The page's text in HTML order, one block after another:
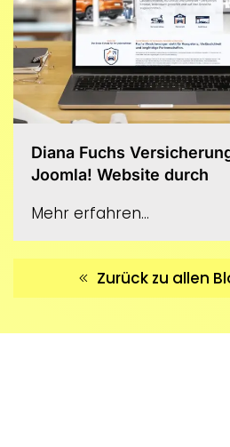
Diana Fuchs
Joomla! Website durch
Mehr erfahren...
Zurück zu allen